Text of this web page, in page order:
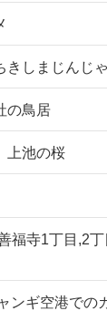
しまじんじゃ
の鳥居
池の桜
福寺1丁目,2
ンギ空港での